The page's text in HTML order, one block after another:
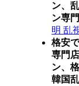
ン、
ン専
明 乱
格安
専門
ン、
韓国